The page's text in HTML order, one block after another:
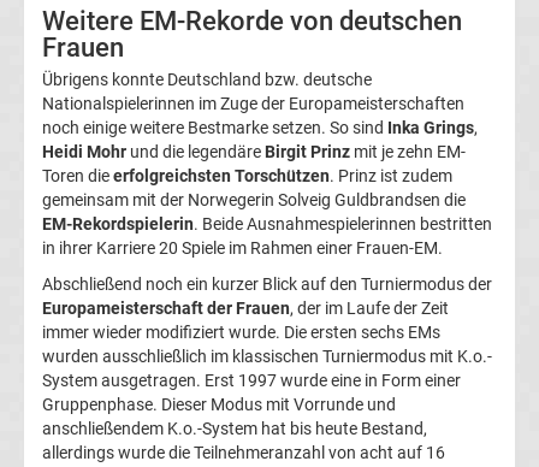
Ergebnisse
International:
La
Liga
Ergebnisse
La
Liga
Tabelle
Premier
Weitere EM-Rekorde von deutschen
Frauen
Übrigens konnte Deutschland bzw. deutsche
Nationalspielerinnen im Zuge der Europameisterschaften
noch einige weitere Bestmarke setzen. So sind Inka Grings,
Heidi Mohr und die legendäre Birgit Prinz mit je zehn EM-
Toren dieerfolgreichsten Torschützen. Prinz ist zudem
gemeinsam mit der Norwegerin Solveig Guldbrandsen die
EM-Rekordspielerin. Beide Ausnahmespielerinnen bestritten
in ihrer Karriere 20 Spiele im Rahmen einer Frauen-EM.
Abschließend noch ein kurzer Blick auf den Turniermodus der
Europameisterschaft der Frauen, der im Laufe der Zeit
immer wieder modifiziert wurde. Die ersten sechs EMs
wurden ausschließlich im klassischen Turniermodus mit K.o.-
System ausgetragen. Erst 1997 wurde eine in Form einer
Gruppenphase. Dieser Modus mit Vorrunde und
anschließendem K.o.-System hat bis heute Bestand,
allerdings wurde die Teilnehmeranzahl von acht auf 16